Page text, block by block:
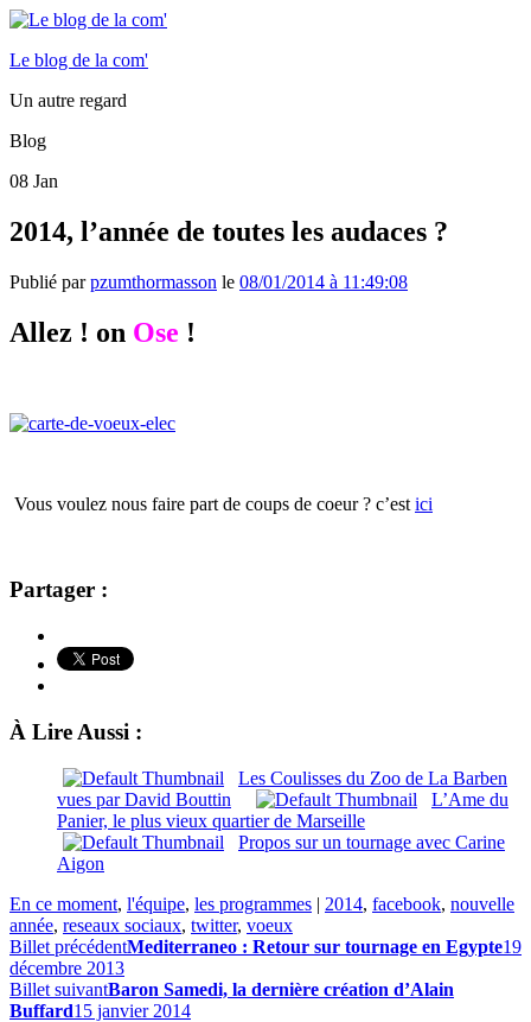
Le blog de la com'
Un autre regard
Blog
08 Jan
2014, l’année de toutes les audaces ?
Publié parpzumthormasson le 08/01/2014 à 11:49:08
Allez ! on Ose !
Vous voulez nous faire part de coups de coeur ? c’est ici
Partager :
À Lire Aussi :
Les Coulisses du Zoo de La Barben
vues par David Bouttin
L’Ame du
Panier, le plus vieux quartier de Marseille
Propos sur un tournage avec Carine
Aigon
En ce moment, l'équipe, les programmes | 2014, facebook, nouvelle
année, reseaux sociaux, twitter, voeux
Billet précédentMediterraneo : Retour sur tournage en Egypte19
décembre 2013
Billet suivantBaron Samedi, la dernière création d’Alain
Buffard15 janvier 2014